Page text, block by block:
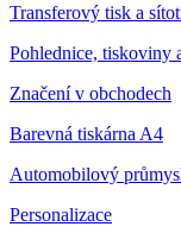
Transferový tisk a
Pohlednice, tiskoviny
Značení v obchodech
Barevná tiskárna A4
Automobilový
Personalizace